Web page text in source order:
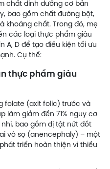
chất dinh dưỡng cơ bản
bao gồm chất đường bột,
khoáng chất. Trong đó, mẹ
các loại thực phẩm giàu
A, D để tạo điều kiện tối ưu
Cụ thể:
thực phẩm giàu
folate (axit folic) trước và
làm giảm đến 71% nguy cơ
bao gồm dị tật nứt đốt
vô sọ (anencephaly) – một
triển hoàn thiện vì thiếu